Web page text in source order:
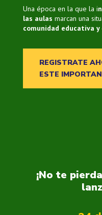
Una época en la que la i
las aulas marcan una
comunidad educativa
REGISTRATE
ESTE
¡No te